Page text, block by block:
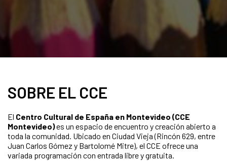
SOBRE EL CCE
El Centro Cultural de España en Montevideo (CCE
Montevideo)es un espacio de encuentro y creación abierto a
toda la comunidad. Ubicado en Ciudad Vieja (Rincón 629, entre
Juan Carlos Gómez y Bartolomé Mitre), el CCE ofrece una
variada programación con entrada libre y gratuita.